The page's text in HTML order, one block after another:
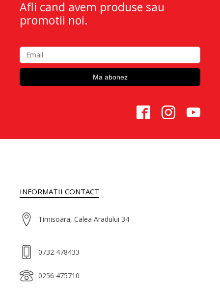
Afli cand avem produse sau
promotii noi.
INFORMATII CONTACT
Timisoara, Calea Aradului 34
0732 478433
0256 475710